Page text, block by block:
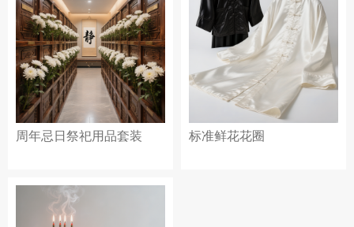
周年忌日祭祀用品套装 标准鲜花花圈